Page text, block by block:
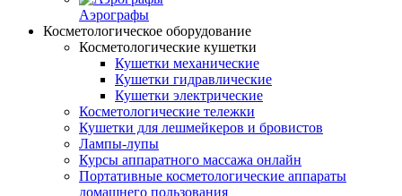
Аэрографы
Косметологическое оборудование
Косметологические кушетки
Кушетки механические
Кушетки гидравлические
Кушетки электрические
Косметологические тележки
Кушетки для лешмейкеров и бровистов
Лампы-лупы
Курсы аппаратного массажа онлайн
Портативные косметологические аппараты
домашнего пользования